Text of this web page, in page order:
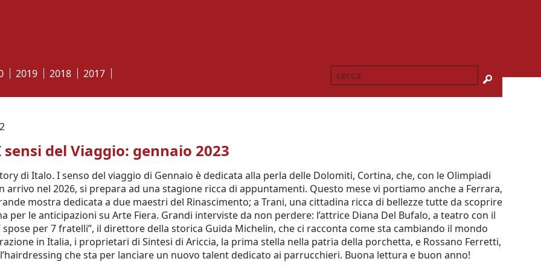
2019 2018 2017
SEARCH
del Viaggio: gennaio 2023
di Italo. I senso del viaggio di Gennaio è dedicata alla perla delle Dolomiti, Cortina, che, con le Olimpiadi
arrivo nel 2026, si prepara ad una stagione ricca di appuntamenti. Questo mese vi portiamo anche a Ferrara,
mostra dedicata a due maestri del Rinascimento; a Trani, una cittadina ricca di bellezze tutte da scoprire
per le anticipazioni su Arte Fiera. Grandi interviste da non perdere: l’attrice Diana Del Bufalo, a teatro con il
spose per 7 fratelli”, il direttore della storica Guida Michelin, che ci racconta come sta cambiando il mondo
in Italia, i proprietari di Sintesi di Ariccia, la prima stella nella patria della porchetta, e Rossano Ferretti,
che sta per lanciare un nuovo talent dedicato ai parrucchieri. Buona lettura e buon anno!